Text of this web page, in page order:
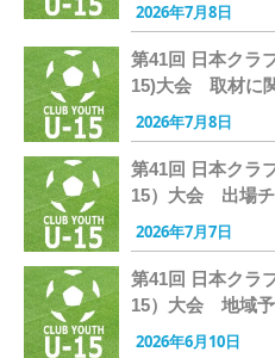
2026年7月8日
第41回 日本クラ
15)大会 取材に
2026年7月8日
第41回 日本クラ
15）大会 出場
2026年7月7日
第41回 日本クラ
15）大会 地域
2026年6月10日